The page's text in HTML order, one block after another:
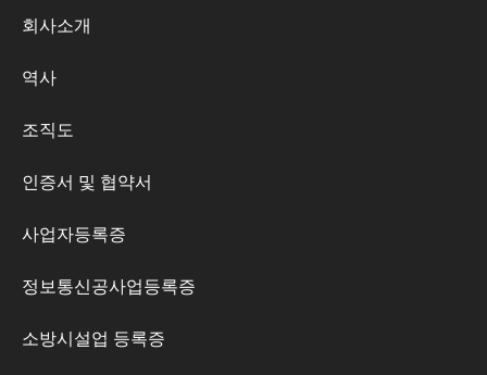
회사소개
역사
조직도
인증서 및 협약서
사업자등록증
정보통신공사업등록증
소방시설업 등록증